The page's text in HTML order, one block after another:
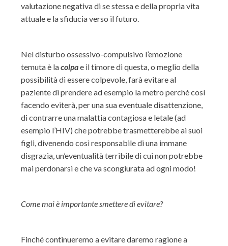
valutazione negativa di se stessa e della propria vita
attuale e la sfiducia verso il futuro.
Nel disturbo ossessivo-compulsivo l’emozione
temuta è lacolpae il timore di questa, o meglio della
possibilità di essere colpevole, farà evitare al
paziente di prendere ad esempio la metro perché così
facendo eviterà, per una sua eventuale disattenzione,
di contrarre una malattia contagiosa e letale (ad
esempio l’HIV) che potrebbe trasmetterebbe ai suoi
figli, divenendo così responsabile di una immane
disgrazia, un’eventualità terribile di cui non potrebbe
mai perdonarsi e che va scongiurata ad ogni modo!
Come mai è importante smettere di evitare?
Finché continueremo a evitare daremo ragione a